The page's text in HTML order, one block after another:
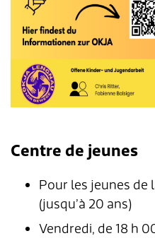
Centre de jeunes
Pour les jeunes de
(jusqu’à 20 ans)
Vendredi, de 18 h